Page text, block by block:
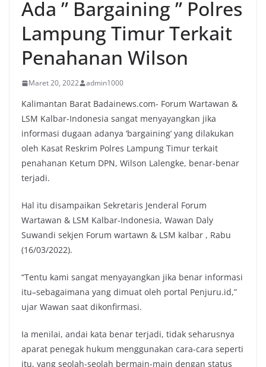
Ada ” Bargaining ” Polres
Lampung Timur Terkait
Penahanan Wilson
Maret 20, 2022 admin1000
Kalimantan Barat Badainews.com- Forum Wartawan &
LSM Kalbar-Indonesia sangat menyayangkan jika
informasi dugaan adanya ‘bargaining’ yang dilakukan
oleh Kasat Reskrim Polres Lampung Timur terkait
penahanan Ketum DPN, Wilson Lalengke, benar-benar
terjadi.
Hal itu disampaikan Sekretaris Jenderal Forum
Wartawan & LSM Kalbar-Indonesia, Wawan Daly
Suwandi sekjen Forum wartawn & LSM kalbar , Rabu
(16/03/2022).
“Tentu kami sangat menyayangkan jika benar informasi
itu–sebagaimana yang dimuat oleh portal Penjuru.id,”
ujar Wawan saat dikonfirmasi.
Ia menilai, andai kata benar terjadi, tidak seharusnya
aparat penegak hukum menggunakan cara-cara seperti
itu, yang seolah-seolah bermain-main dengan status